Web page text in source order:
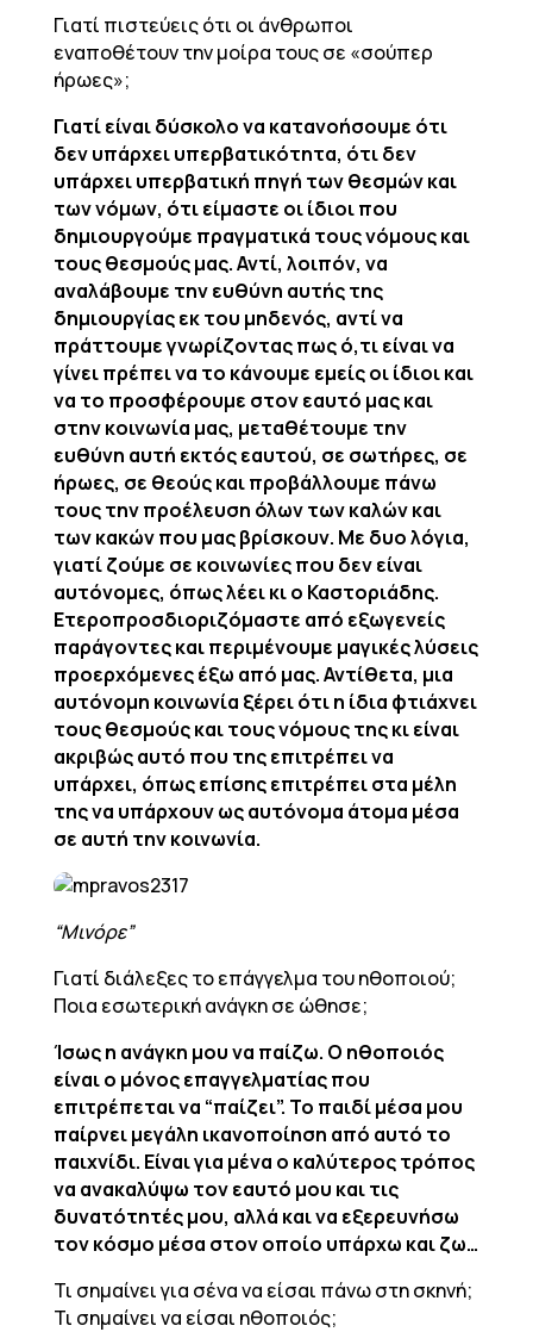
Γιατί πιστεύεις ότι οι άνθρωποι
εναποθέτουν την μοίρα τους σε «σούπερ
ήρωες»;
Γιατί είναι δύσκολο να κατανοήσουμε ότι
δεν υπάρχει υπερβατικότητα, ότι δεν
υπάρχει υπερβατική πηγή των θεσμών και
των νόμων, ότι είμαστε οι ίδιοι που
δημιουργούμε πραγματικά τους νόμους και
τους θεσμούς μας. Αντί, λοιπόν, να
αναλάβουμε την ευθύνη αυτής της
δημιουργίας εκ του μηδενός, αντί να
πράττουμε γνωρίζοντας πως ό,τι είναι να
γίνει πρέπει να το κάνουμε εμείς οι ίδιοι και
να το προσφέρουμε στον εαυτό μας και
στην κοινωνία μας, μεταθέτουμε την
ευθύνη αυτή εκτός εαυτού, σε σωτήρες, σε
ήρωες, σε θεούς και προβάλλουμε πάνω
τους την προέλευση όλων των καλών και
των κακών που μας βρίσκουν. Με δυο λόγια,
γιατί ζούμε σε κοινωνίες που δεν είναι
αυτόνομες, όπως λέει κι ο Καστοριάδης.
Ετεροπροσδιοριζόμαστε από εξωγενείς
παράγοντες και περιμένουμε μαγικές λύσεις
προερχόμενες έξω από μας. Αντίθετα, μια
αυτόνομη κοινωνία ξέρει ότι η ίδια φτιάχνει
τους θεσμούς και τους νόμους της κι είναι
ακριβώς αυτό που της επιτρέπει να
υπάρχει, όπως επίσης επιτρέπει στα μέλη
της να υπάρχουν ως αυτόνομα άτομα μέσα
σε αυτή την κοινωνία.
“Μινόρε”
Γιατί διάλεξες το επάγγελμα του ηθοποιού;
Ποια εσωτερική ανάγκη σε ώθησε;
Ίσως η ανάγκη μου να παίζω. Ο ηθοποιός
είναι ο μόνος επαγγελματίας που
επιτρέπεται να “παίζει”. Το παιδί μέσα μου
παίρνει μεγάλη ικανοποίηση από αυτό το
παιχνίδι. Είναι για μένα ο καλύτερος τρόπος
να ανακαλύψω τον εαυτό μου και τις
δυνατότητές μου, αλλά και να εξερευνήσω
τον κόσμο μέσα στον οποίο υπάρχω και ζω…
Τι σημαίνει για σένα να είσαι πάνω στη σκηνή;
Τι σημαίνει να είσαι ηθοποιός;